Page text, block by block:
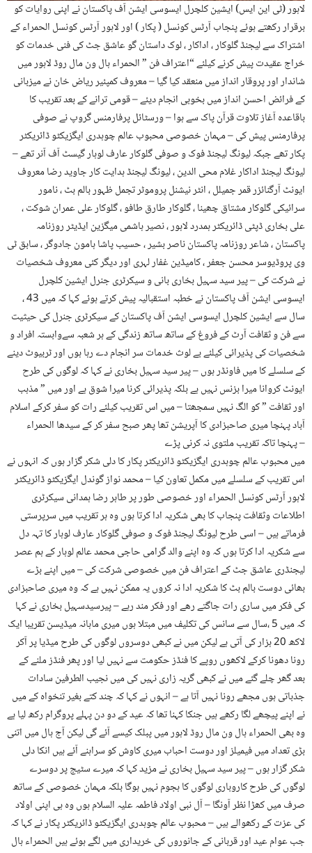
لاہور (ٹی این ایس) ایشین کلچرل ایسوسی ایشن آف پاکستان نے اپنی روایات کو
برقرار رکھتے ہوئے پنجاب آرٹس کونسل ( پکار ) اور لاہور آرٹس کونسل الحمراء کے
اشتراک سے لیجنڈ گلوکار ، اداکار ، لوک داستان گو عاشق جٹ کی فنی خدمات کو
خراج عقیدت پیش کرنے کیلئے “اعتراف فن ” الحمراء ہال ون مال روڈ لاہور میں
شاندار اور پروقار انداز میں منعقد کیا گیا – معروف کمپئیر ریاض خان نے میزبانی
کے فرائض احسن انداز میں بخوبی انجام دیئے – قومی ترانے کے بعد تقریب کا
باقاعدہ آغاز تلاوت قرآن پاک سے ہوا – ورسٹائل پرفارمنس گروپ نے صوفی
پرفارمنس پیش کی – مہمان خصوصی محبوب عالم چوہدری ایگزیکٹو ڈائریکٹر
پکار تھے جبکہ لیونگ لیجنڈ فوک و صوفی گلوکار عارف لوہار گیسٹ آف آنر تھے –
لیونگ لیجنڈ اداکار غلام محی الدین ، لیونگ لیجنڈ ہدایت کار جاوید رضا معروف
ایونٹ آرگنائزر قمر جمیلل ، انٹر نیشنل پروموٹر تجمل ظہور بالم بٹ ، نامور
سرائیکی گلوکار مشتاق چھینا ، گلوکار طارق طافو ، گلوکار علی عمران شوکت ،
علی بخاری ڈپٹی ڈائریکٹر ہمدرد لاہور ، نصیر ہاشمی میگزین ایڈیٹر روزنامہ
پاکستان ، شاعر روزنامہ پاکستان ناصر بشیر ، حسیب پاشا ہامون جادوگر ، سابق ٹی
وی پروڈیوسر محسن جعفر ، کامیڈین غفار لہری اور دیگر کئی معروف شخصیات
نے شرکت کی – پیر سید سہیل بخاری بانی و سیکرٹری جنرل ایشین کلچرل
ایسوسی ایشن آف پاکستان نے خطبہ استقبالیہ پیش کرتے ہوئے کہا کہ میں 43 ،
سال سے ایشین کلچرل ایسوسی ایشن آف پاکستان کے سیکرٹری جنرل کی حیثیت
سے فن و ثقافت آرٹ کے فروغ کے ساتھ ساتھ زندگی کے ہر شعبہ سےوابستہ افراد و
شخصیات کی پذیرائی کیلئے بے لوث خدمات سر انجام دے رہا ہوں اور ٹربیوٹ دینے
کے سلسلے کا میں فاونڈر ہوں – پیر سید سہیل بخاری نے کہا کہ لوگوں کی طرح
ایونٹ کروانا میرا بزنس نہیں ہے بلکہ پذیرائی کرنا میرا شوق ہے اور میں ” مذہب
اور ثقافت ” کو الگ نہیں سمجھتا – میں اس تقریب کیلئے رات کو سفر کرکے اسلام
آباد پہنچا میری صاحبزادی کا آپریشن تھا پھر صبح سفر کر کے سیدھا الحمراء
پہنچا تاکہ تقریب ملتوی نہ کرنی پڑے –
میں محبوب عالم چوہدری ایگزیکٹو ڈائریکٹر پکار کا دلی شکر گزار ہوں کہ انہوں نے
اس تقریب کے سلسلے میں مکمل تعاون کیا – محمد نواز گوندل ایگزیکٹو ڈائریکٹر
لاہور آرٹس کونسل الحمراء اور خصوصی طور پر طاہر رضا ہمدانی سیکرٹری
اطلاعات وثقافت پنجاب کا بھی شکریہ ادا کرتا ہوں وہ ہر تقریب میں سرپرستی
فرماتے ہیں – اسی طرح لیونگ لیجنڈ فوک و صوفی گلوکار عارف لوہار کا تہہ دل
سے شکریہ ادا کرتا ہوں کہ وہ اپنے والد گرامی حاجی محمد عالم لوہار کے ہم عصر
لیجنڈری عاشق جٹ کے اعتراف فن میں خصوصی شرکت کی – میں اپنے بڑے
بھائی دوست بالم بٹ کا شکریہ ادا نہ کروں یہ ممکن نہیں ہے کہ وہ میری صاحبزادی
کی فکر میں ساری رات جاگتے رھے اور فکر مند رہے – پیرسیدسہیل بخاری نے کہا
کہ میں 5 ،سال سے سانس کی تکلیف میں مبتلا ہوں میری ماہانہ میڈیسن تقریبا ایک
لاکھ 20 ہزار کی آتی ہے لیکن میں نے کبھی دوسروں لوگوں کی طرح میڈیا پر آکر
رونا دھونا کرکے لاکھوں روپے کا فنڈز حکومت سے نہیں لیا اور پھر فنڈز ملنے کے
بعد گھر چلے گئے میں نے کبھی گریہ زاری نہیں کی میں نجیب الطرفین سادات
جذباتی ہوں مجھے رونا نہیں آتا ہے – انہوں نے کہا کہ چند کتے بغیر تنخواہ کے میں
نے اپنے پیچھے لگا رکھے ہیں جنکا کہنا تھا کہ عید کے دو دن پہلے پروگرام رکھ لیا ہے
وہ بھی الحمراء ہال ون مال روڈ لاہور میں پبلک کیسے آئے گی لیکن آج ہال میں اتنی
بڑی تعداد میں فیمیلز اور دوست احباب میری کاوش کو سراہنے آئے ہیں انکا دلی
شکر گزار ہوں – پیر سید سہیل بخاری نے مزید کہا کہ میرے سٹیج پر دوسرے
لوگوں کی طرح کاروباری لوگوں کا ہجوم نہیں ہوگا بلکہ مہمان خصوصی کے ساتھ
صرف میں کھڑا نظر آونگا – آل نبی اولاد فاطمہ علیہ السلام ہوں وہ ہی اپنی اولاد
کی عزت کے رکھوالے ہیں – محبوب عالم چوہدری ایگزیکٹو ڈائریکٹر پکار نے کہا کہ
جب عوام عید اور قربانی کے جانوروں کی خریداری میں لگے ہوئے ہیں الحمراء ہال